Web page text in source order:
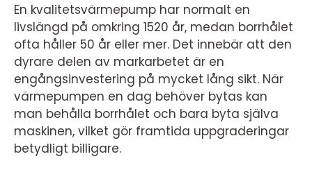
En kvalitetsvärmepump har normalt en
livslängd på omkring 1520 år, medan borrhålet
ofta håller 50 år eller mer. Det innebär att den
dyrare delen av markarbetet är en
engångsinvestering på mycket lång sikt. När
värmepumpen en dag behöver bytas kan
man behålla borrhålet och bara byta själva
maskinen, vilket gör framtida uppgraderingar
betydligt billigare.